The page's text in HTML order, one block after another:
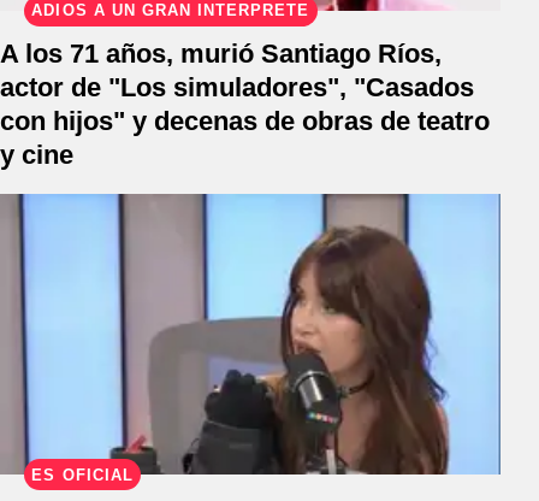
ADIÓS A UN GRAN INTÉRPRETE
A los 71 años, murió Santiago Ríos,
actor de "Los simuladores", "Casados
con hijos" y decenas de obras de teatro
y cine
ES OFICIAL